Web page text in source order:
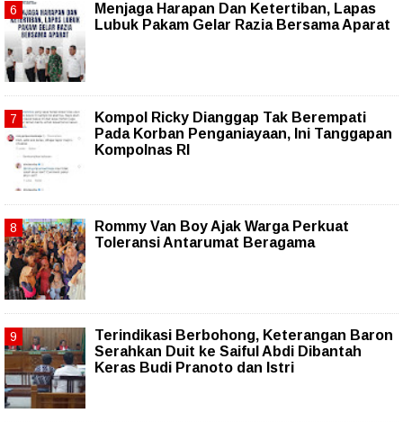
Menjaga Harapan Dan Ketertiban, Lapas
Lubuk Pakam Gelar Razia Bersama Aparat
Kompol Ricky Dianggap Tak Berempati
Pada Korban Penganiayaan, Ini Tanggapan
Kompolnas RI
Rommy Van Boy Ajak Warga Perkuat
Toleransi Antarumat Beragama
Terindikasi Berbohong, Keterangan Baron
Serahkan Duit ke Saiful Abdi Dibantah
Keras Budi Pranoto dan Istri